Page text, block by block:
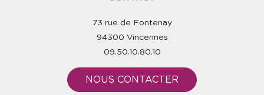
73 rue de Fontenay
94300 Vincennes
09.50.10.80.10
NOUS CONTACTER